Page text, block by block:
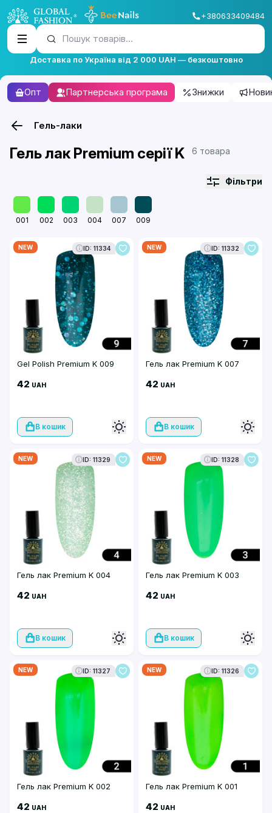
+380633409484
Пошук товарів...
Доставка по Україна від 2 000 UAH — безкоштовно
Опт Партнерська програма Знижки
Гель-лаки
Гель лак Premium серії K 6 товара
Фільтри
001 002 003 004 007 009
NEW ID: 11334
Gel Polish Premium K 009
42 UAH
В кошик
NEW ID: 11332
Гель лак Premium K 007
42 UAH
В кошик
NEW ID: 11329
Гель лак Premium K 004
42 UAH
В кошик
NEW ID: 11328
Гель лак Premium K 003
42 UAH
В кошик
NEW ID: 11327
Гель лак Premium K 002
42 UAH
NEW ID: 11326
Гель лак Premium K 001
42 UAH